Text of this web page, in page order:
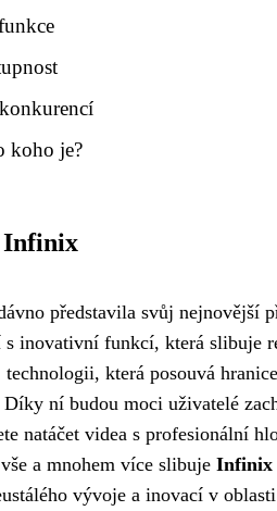
koho je?
Infinix
představila svůj
s inovativní funkcí, která slibuje
technologii, která posouvá
ní budou moci uživatelé
natáčet videa s profesionální
a mnohem více slibuje Infinix
vývoje a inovací v